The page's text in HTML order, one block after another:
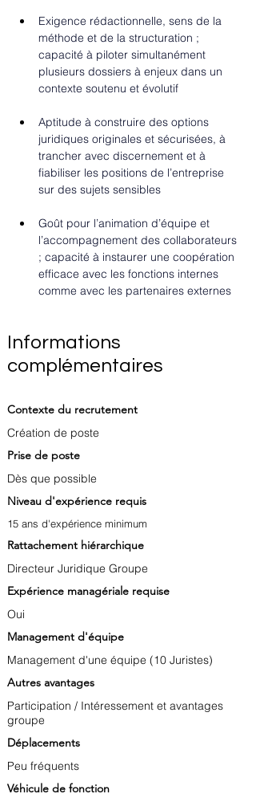
Exigence rédactionnelle, sens de la
méthode et de la structuration ;
capacité à piloter simultanément
plusieurs dossiers à enjeux dans un
contexte soutenu et évolutif
Aptitude à construire des options
juridiques originales et sécurisées, à
trancher avec discernement et à
fiabiliser les positions de l’entreprise
sur des sujets sensibles
Goût pour l’animation d’équipe et
l’accompagnement des collaborateurs
; capacité à instaurer une coopération
efficace avec les fonctions internes
comme avec les partenaires externes
Informations
complémentaires
Contexte du recrutement
Création de poste
Prise de poste
Dès que possible
Niveau d'expérience requis
15 ans d'expérience minimum
Rattachement hiérarchique
Directeur Juridique Groupe
Expérience managériale requise
Oui
Management d'équipe
Management d'une équipe (10 Juristes)
Autres avantages
Participation / Intéressement et avantages
groupe
Déplacements
Peu fréquents
Véhicule de fonction